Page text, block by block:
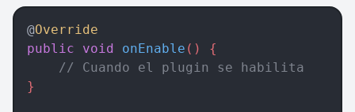
@Override
public void onEnable () {
	// Cuando el plugin se habilita
}